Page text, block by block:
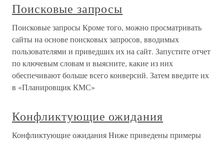
Поисковые запросы
Поисковые запросы Кроме того, можно просматривать
сайты на основе поисковых запросов, вводимых
пользователями и приведших их на сайт. Запустите отчет
по ключевым словам и выясните, какие из них
обеспечивают больше всего конверсий. Затем введите их
в «Планировщик КМС»
Конфликтующие ожидания
Конфликтующие ожидания Ниже приведены примеры